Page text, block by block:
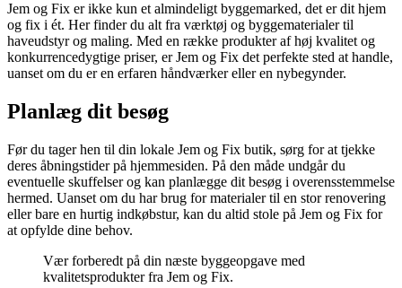
Jem og Fix er ikke kun et almindeligt byggemarked, det er dit hjem
og fix i ét. Her finder du alt fra værktøj og byggematerialer til
haveudstyr og maling. Med en række produkter af høj kvalitet og
konkurrencedygtige priser, er Jem og Fix det perfekte sted at handle,
uanset om du er en erfaren håndværker eller en nybegynder.
Planlæg dit besøg
Før du tager hen til din lokale Jem og Fix butik, sørg for at tjekke
deres åbningstider på hjemmesiden. På den måde undgår du
eventuelle skuffelser og kan planlægge dit besøg i overensstemmelse
hermed. Uanset om du har brug for materialer til en stor renovering
eller bare en hurtig indkøbstur, kan du altid stole på Jem og Fix for
at opfylde dine behov.
Vær forberedt på din næste byggeopgave med
kvalitetsprodukter fra Jem og Fix.